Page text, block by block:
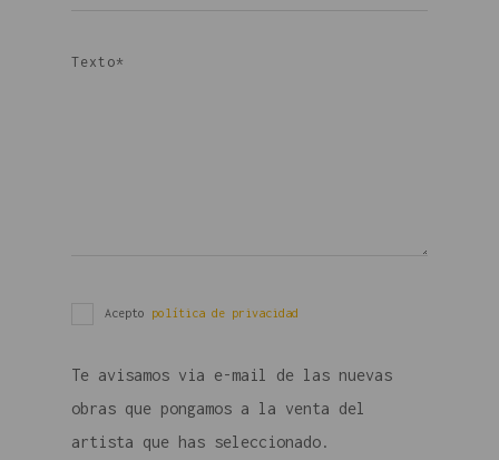
Acepto política de privacidad
Te avisamos via e-mail de las nuevas
obras que pongamos a la venta del
artista que has seleccionado.